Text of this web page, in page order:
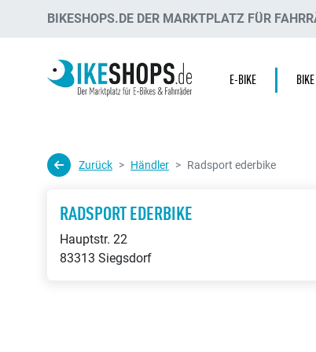
BIKESHOPS.DE DER MARKTPLATZ FÜR
E-BIKE BIKE
Zurück Händler Radsport ederbike
RADSPORT EDERBIKE
Hauptstr. 22
83313 Siegsdorf